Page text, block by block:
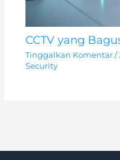
CCTV yang
Tinggalkan Komentar /
Security